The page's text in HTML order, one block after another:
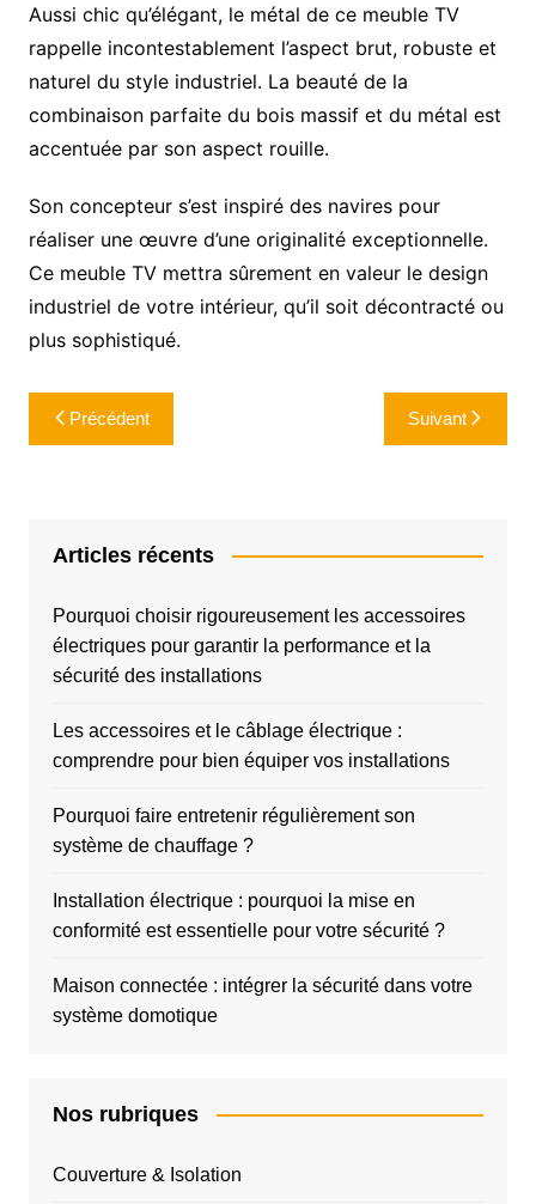
Aussi chic qu’élégant, le métal de ce meuble TV
rappelle incontestablement l’aspect brut, robuste et
naturel du style industriel. La beauté de la
combinaison parfaite du bois massif et du métal est
accentuée par son aspect rouille.
Son concepteur s’est inspiré des navires pour
réaliser une œuvre d’une originalité exceptionnelle.
Ce meuble TV mettra sûrement en valeur le design
industriel de votre intérieur, qu’il soit décontracté ou
plus sophistiqué.
Navigation
de
Précédent Suivant
Articles récents
Pourquoi choisir rigoureusement les accessoires
électriques pour garantir la performance et la
sécurité des installations
Les accessoires et le câblage électrique :
comprendre pour bien équiper vos installations
Pourquoi faire entretenir régulièrement son
système de chauffage ?
Installation électrique : pourquoi la mise en
conformité est essentielle pour votre sécurité ?
Maison connectée : intégrer la sécurité dans votre
système domotique
Nos rubriques
Couverture & Isolation